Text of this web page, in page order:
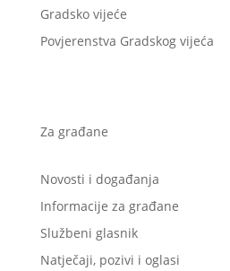
Gradsko vijeće
Povjerenstva Gradskog vijeća
Za građane
Novosti i događanja
Informacije za građane
Službeni glasnik
Natječaji, pozivi i oglasi